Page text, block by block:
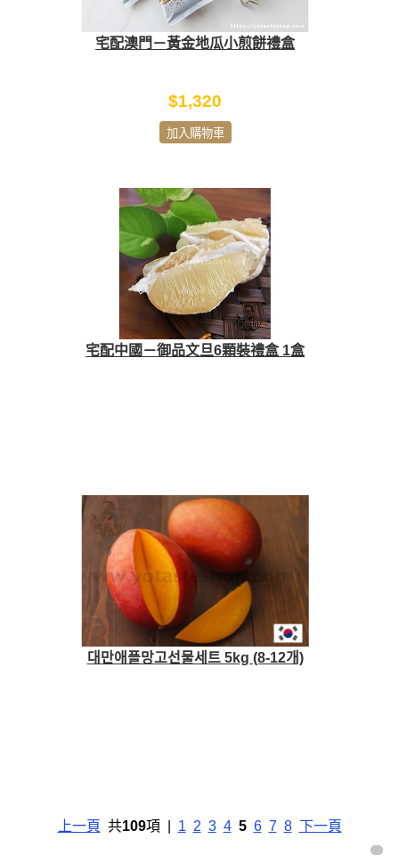
宅配澳門－黃金地瓜小煎餅禮盒
$1,320
加入購物車
宅配中國－御品文旦6顆裝禮盒 1盒
대만애플망고선물세트 5kg (8-12개)
上一頁 共109項 | 1 2 3 4 5 6 7 8 下一頁